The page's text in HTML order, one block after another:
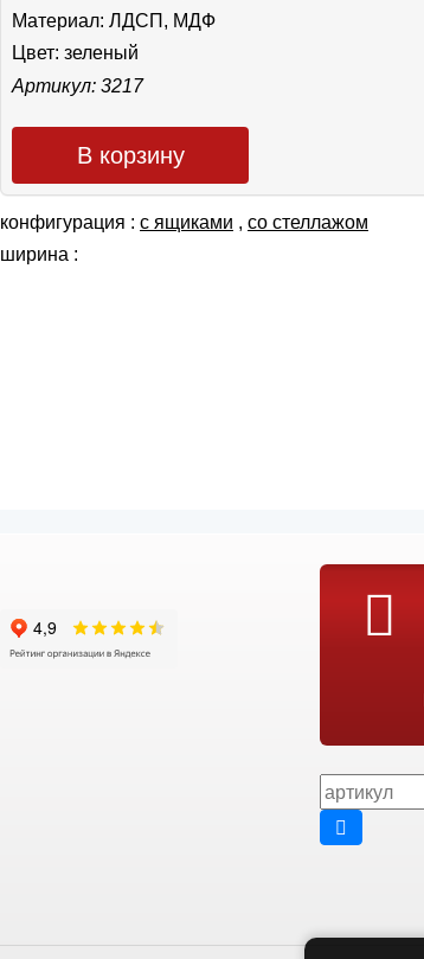
Материал: ЛДСП, МДФ
Цвет: зеленый
Артикул: 3217
В корзину
конфигурация : с ящиками , со стеллажом
ширина :